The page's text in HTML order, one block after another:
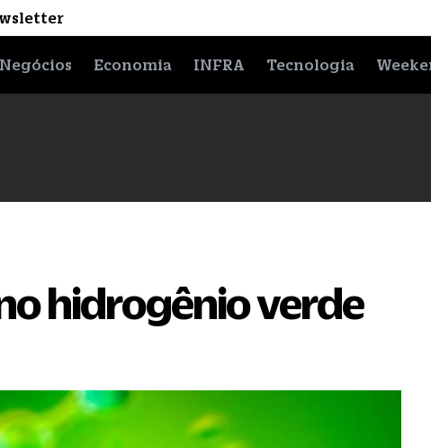
Negócios Economia INFRA Tecnologia
hidrogênio verde